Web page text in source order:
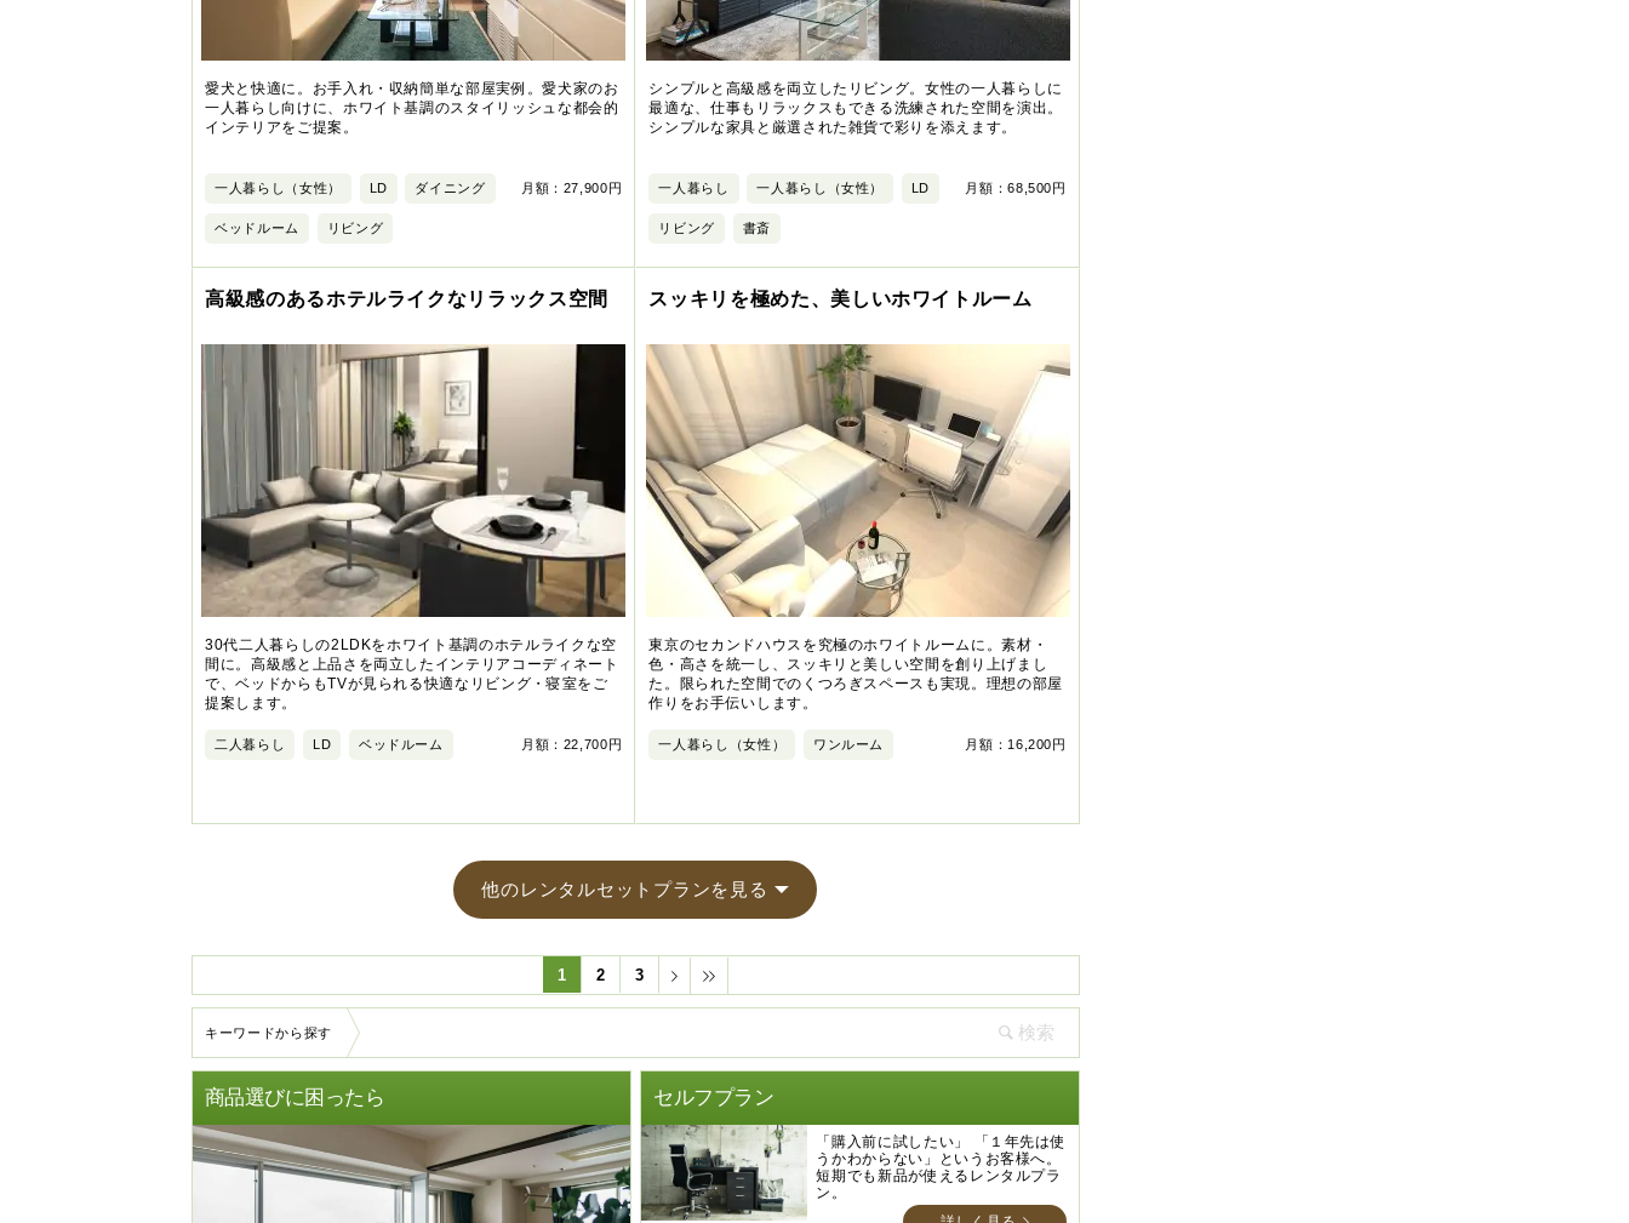
愛犬と快適に。お手入れ・収納簡単な部屋実例。愛犬家のお
一人暮らし向けに、ホワイト基調のスタイリッシュな都会的
インテリアをご提案。
月額：27,900円
一人暮らし（女性） LD ダイニング
ベッドルーム リビング
シンプルと高級感を両立したリビング。女性の一人暮らしに
最適な、仕事もリラックスもできる洗練された空間を演出。
シンプルな家具と厳選された雑貨で彩りを添えます。
月額：68,500円
一人暮らし 一人暮らし（女性） LD
リビング 書斎
高級感のあるホテルライクなリラックス空間
30代二人暮らしの2LDKをホワイト基調のホテルライクな空
間に。高級感と上品さを両立したインテリアコーディネート
で、ベッドからもTVが見られる快適なリビング・寝室をご
提案します。
月額：22,700円
二人暮らし LD ベッドルーム
スッキリを極めた、美しいホワイトルーム
東京のセカンドハウスを究極のホワイトルームに。素材・
色・高さを統一し、スッキリと美しい空間を創り上げまし
た。限られた空間でのくつろぎスペースも実現。理想の部屋
作りをお手伝いします。
月額：16,200円
一人暮らし（女性） ワンルーム
他のレンタルセットプランを見る
1 2 3
キーワードから探す
商品選びに困ったら セルフプラン
「購入前に試したい」 「１年先は使
うかわからない」というお客様へ。
短期でも新品が使えるレンタルプラ
ン。